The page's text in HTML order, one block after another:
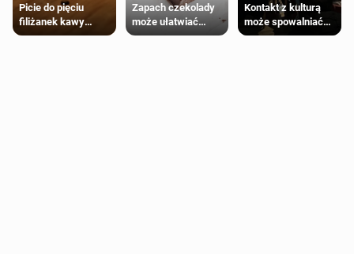
Picie do pięciu
filiżanek kawy
dziennie jest
Zapach czekolady
może ułatwiać
trening siłowy
Kontakt z kulturą
może spowalniać
starzenie